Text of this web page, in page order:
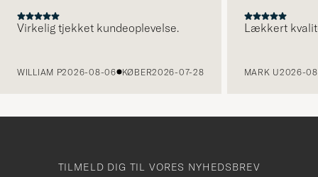
Virkelig tjekket kundeoplevelse.
WILLIAM P2026-08-06 KØBER2026-07-28
Lækkert
MARK U2026-
TILMELD DIG TIL VORES NYHEDSBREV